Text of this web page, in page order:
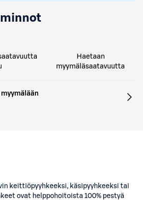
Haetaan
myymäläsaatavuutta
keittiöpyyhkeeksi, käsipyyhkeeksi tai
ovat helppohoitoista 100% pestyä